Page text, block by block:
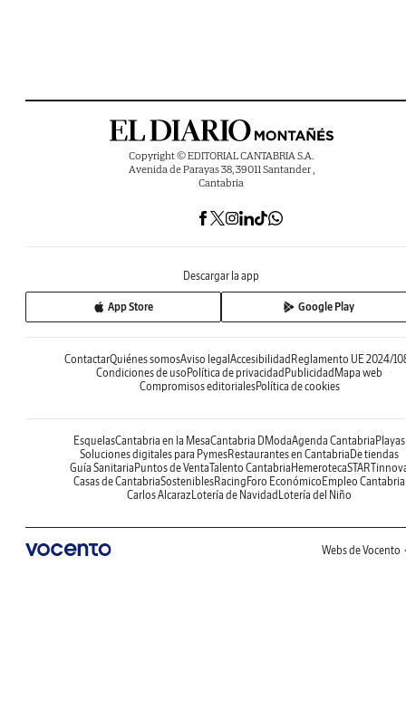
Copyright © EDITORIAL CANTABRIA S.A.
Avenida de Parayas 38, 39011 Santander ,
Cantabria
Descargar la app
App Store Google Play
ContactarQuiénes somosAviso legalAccesibilidadReglamento UE 2024/
Condiciones de usoPolítica de privacidadPublicidadMapa web
Compromisos editorialesPolítica de cookies
EsquelasCantabria en la MesaCantabria DModaAgenda CantabriaPlayas
Soluciones digitales para PymesRestaurantes en CantabriaDe tiendas
Guía SanitariaPuntos de VentaTalento CantabriaHemeroteca
Casas de CantabriaSosteniblesRacingForo EconómicoEmpleo Cantabria
Carlos AlcarazLotería de NavidadLotería del Niño
Webs de Vocento